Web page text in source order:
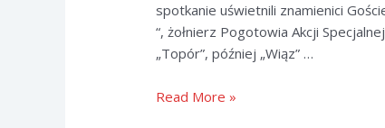
spotkanie uświetnili znamienici
“, żołnierz Pogotowia Akcji
„Topór”, później „Wiąz” …
Wigilia
Read More »